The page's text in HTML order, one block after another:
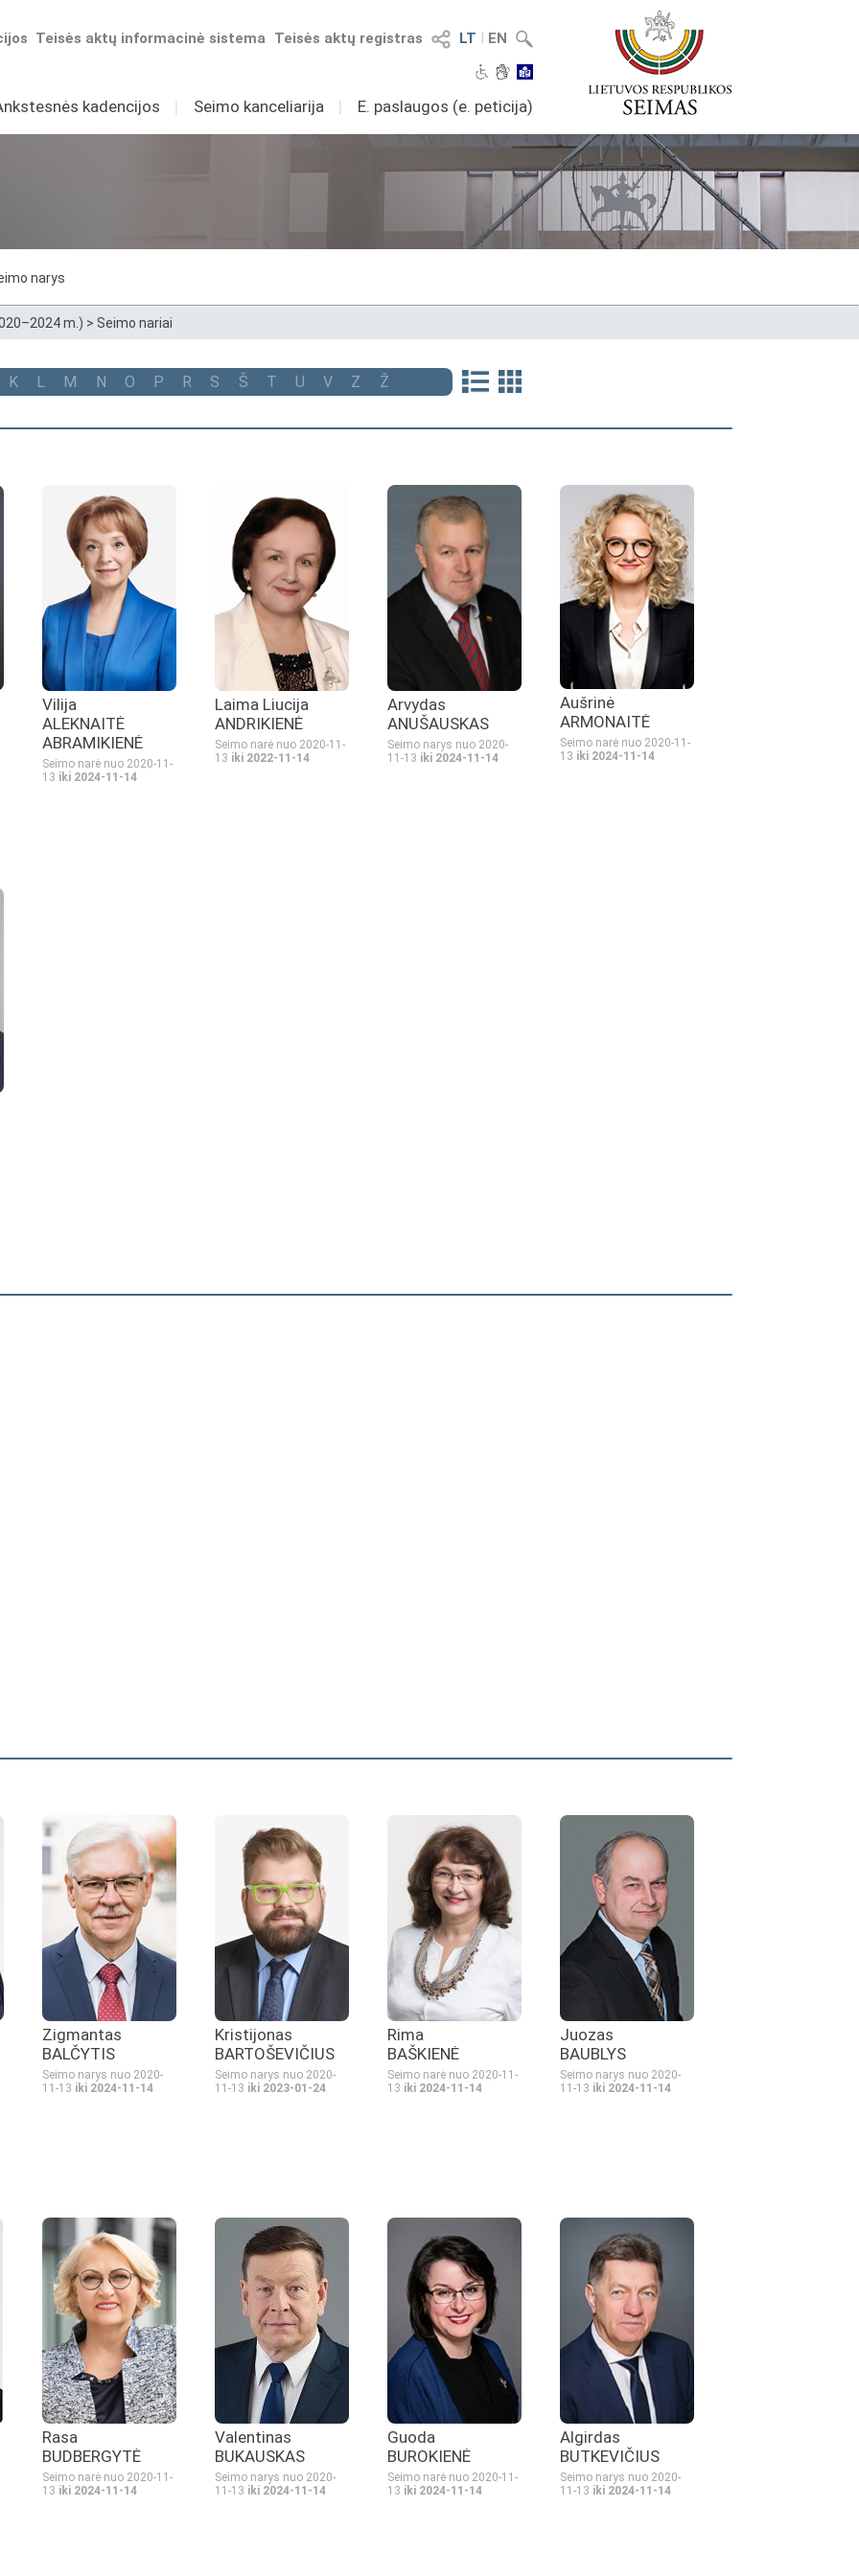
LT I EN
Teisės aktų registras
Teisės aktų informacinė sistema
kadencijos I Seimo kanceliarija I E. paslaugos (e. peticija)
narys
m.) > Seimo nariai
K L M N O P R S Š T U V Z Ž
Vilija
ALEKNAITĖ
ABRAMIKIENĖ
Seimo narė nuo 2020-11-
13 iki 2024-11-14
Laima Liucija
ANDRIKIENĖ
Seimo narė nuo 2020-11-
13 iki 2022-11-14
Arvydas
ANUŠAUSKAS
Seimo narys nuo 2020-
11-13 iki 2024-11-14
Aušrinė
ARMONAITĖ
Seimo narė nuo 2020-11-
13 iki 2024-11-14
Zigmantas
BALČYTIS
Seimo narys nuo 2020-
11-13 iki 2024-11-14
Kristijonas
BARTOŠEVIČIUS
Seimo narys nuo 2020-
11-13 iki 2023-01-24
Rima
BAŠKIENĖ
Seimo narė nuo 2020-11-
13 iki 2024-11-14
Juozas
BAUBLYS
Seimo narys nuo 2020-
11-13 iki 2024-11-14
Rasa
BUDBERGYTĖ
Seimo narė nuo 2020-11-
13 iki 2024-11-14
Valentinas
BUKAUSKAS
Seimo narys nuo 2020-
11-13 iki 2024-11-14
Guoda
BUROKIENĖ
Seimo narė nuo 2020-11-
13 iki 2024-11-14
Algirdas
BUTKEVIČIUS
Seimo narys nuo 2020-
11-13 iki 2024-11-14